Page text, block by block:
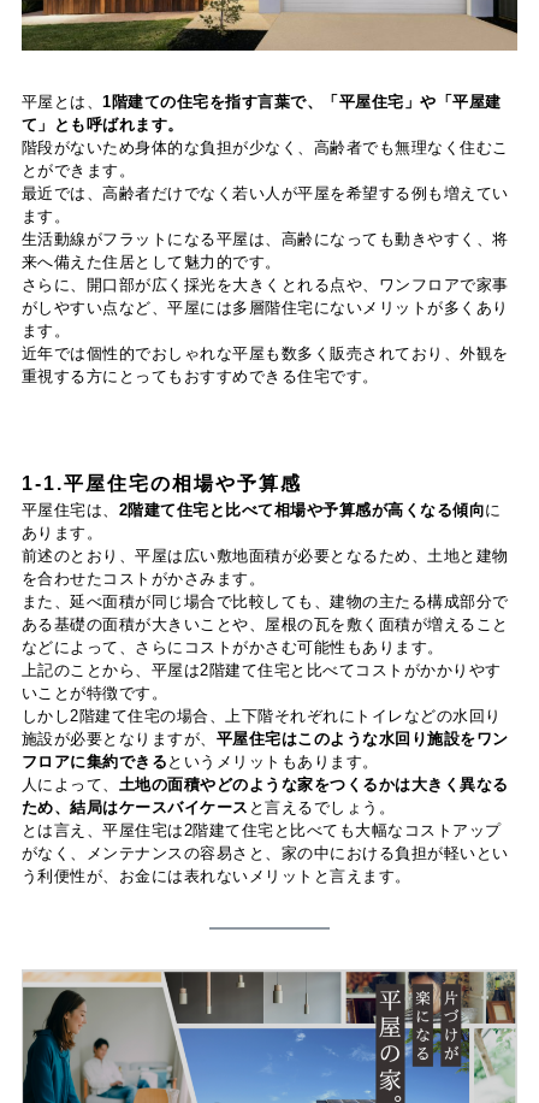
平屋とは、1階建ての住宅を指す言葉で、「平屋住宅」や「平屋建
て」とも呼ばれます。
階段がないため身体的な負担が少なく、高齢者でも無理なく住むこ
とができます。
最近では、高齢者だけでなく若い人が平屋を希望する例も増えてい
ます。
生活動線がフラットになる平屋は、高齢になっても動きやすく、将
来へ備えた住居として魅力的です。
さらに、開口部が広く採光を大きくとれる点や、ワンフロアで家事
がしやすい点など、平屋には多層階住宅にないメリットが多くあり
ます。
近年では個性的でおしゃれな平屋も数多く販売されており、外観を
重視する方にとってもおすすめできる住宅です。
1-1.平屋住宅の相場や予算感
平屋住宅は、 2階建て住宅と比べて相場や予算感が高くなる傾向に
あります。
前述のとおり、平屋は広い敷地面積が必要となるため、土地と建物
を合わせたコストがかさみます。
また、延べ面積が同じ場合で比較しても、建物の主たる構成部分で
ある基礎の面積が大きいことや、屋根の瓦を敷く面積が増えること
などによって、さらにコストがかさむ可能性もあります。
上記のことから、平屋は2階建て住宅と比べてコストがかかりやす
いことが特徴です。
しかし2階建て住宅の場合、上下階それぞれにトイレなどの水回り
施設が必要となりますが、 平屋住宅はこのような水回り施設をワン
フロアに集約できる というメリットもあります。
人によって、 土地の面積やどのような家をつくるかは大きく異なる
ため、結局はケースバイケース と言えるでしょう。
とは言え、平屋住宅は2階建て住宅と比べても大幅なコストアップ
がなく、メンテナンスの容易さと、家の中における負担が軽いとい
う利便性が、お金には表れないメリットと言えます。